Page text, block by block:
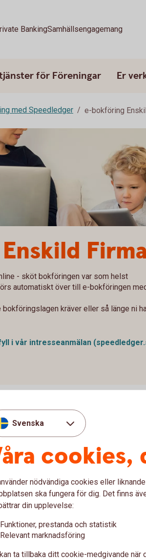
BankingSamhällsengagemang
för Föreningar Er
med Speedledger e-bokföring
Firma
- sköt bokföringen var som helst
automatiskt över till e-bokföringen
kräver eller så länge ni
i vår intresseanmälan
funktioner som de flesta mindre
Firma innehåller också den
Svenska
cookies,
nödvändiga cookies eller
ska fungera för dig. Det finns
din upplevelse:
Funktioner, prestanda och statistik
Relevant marknadsföring
ta tillbaka ditt cookie-medgivande när